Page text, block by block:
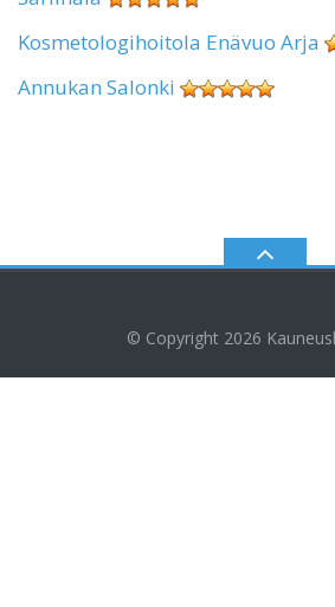
Kosmetologihoitola Enävuo Arja
Annukan Salonki
© Copyright 2026